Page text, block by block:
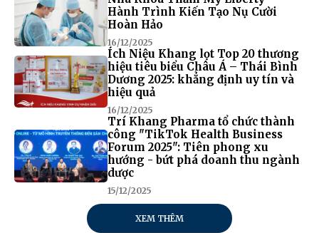
Hành Trình Kiến Tạo Nụ Cười
Hoàn Hảo
16/12/2025
Ích Niệu Khang lọt Top 20 thương
hiệu tiêu biểu Châu Á – Thái Bình
Dương 2025: khẳng định uy tín và
hiệu quả
16/12/2025
Trí Khang Pharma tổ chức thành
công "TikTok Health Business
Forum 2025": Tiên phong xu
hướng - bứt phá doanh thu ngành
dược
15/12/2025
XEM THÊM